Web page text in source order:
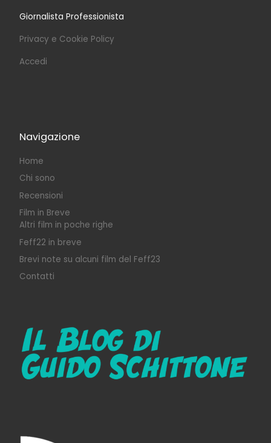
Giornalista Professionista
Privacy e Cookie Policy
Accedi
Navigazione
Home
Chi sono
Recensioni
Film in Breve
Altri film in poche righe
Feff22 in breve
Brevi note su alcuni film del Feff23
Contatti